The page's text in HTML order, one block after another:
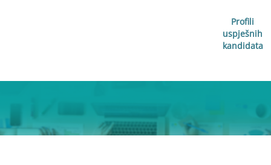
Profili
uspješnih
kandidata